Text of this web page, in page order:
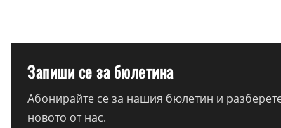
Запиши се за бюлетина
Абонирайте се за нашия бюлетин и
новото от нас.